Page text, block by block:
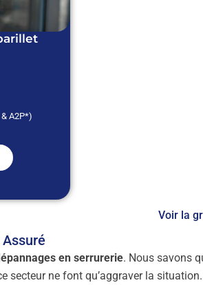
A2P*)
Voir la
en serrurerie. Nous savons
ne font qu’aggraver la situation.